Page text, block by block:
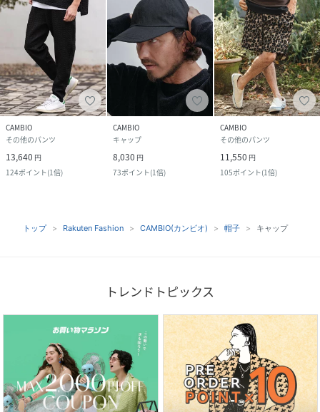
CAMBIO
その他のパンツ
13,640 円
124ポイント(1倍)
CAMBIO
キャップ
8,030 円
73ポイント(1倍)
CAMBIO
その他のパンツ
11,550 円
105ポイント(1倍)
トップ Rakuten Fashion CAMBIO(カンビオ) 帽子 キャップ
トレンドトピックス